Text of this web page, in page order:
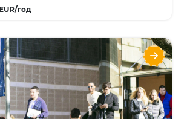
EUR/год
EU Business School Barcelona
Языки
MBA